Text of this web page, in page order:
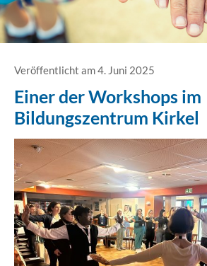
Kontakt
Datenschutzerklärung
Veröffentlicht am 4. Juni 2025
Einer der Workshops im
Bildungszentrum Kirkel